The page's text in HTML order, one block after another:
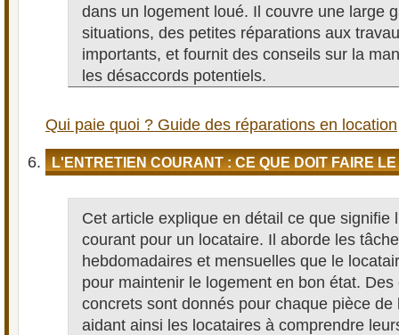
dans un logement loué. Il couvre une large
situations, des petites réparations aux
importants, et fournit des conseils sur la
les désaccords potentiels.
Qui paie quoi ? Guide des réparations en location
L'ENTRETIEN COURANT : CE QUE DOIT FAIRE
Cet article explique en détail ce que signifie
courant pour un locataire. Il aborde les
hebdomadaires et mensuelles que le
pour maintenir le logement en bon état. Des
concrets sont donnés pour chaque pièce de
aidant ainsi les locataires à comprendre